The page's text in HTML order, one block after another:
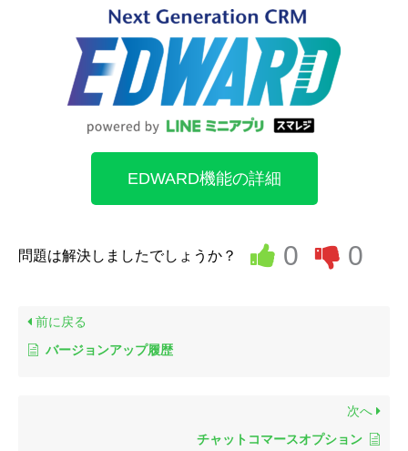
EDWARD機能の詳細
問題は解決しましたでしょうか？ 0 0
前に戻る
バージョンアップ履歴
次へ
チャットコマースオプション